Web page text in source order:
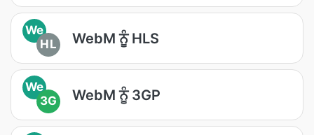
We
HL
WebM ਨੂੰ HLS
We
3G
WebM ਨੂੰ 3GP